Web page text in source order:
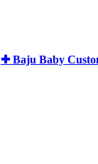
✚ Baju Baby